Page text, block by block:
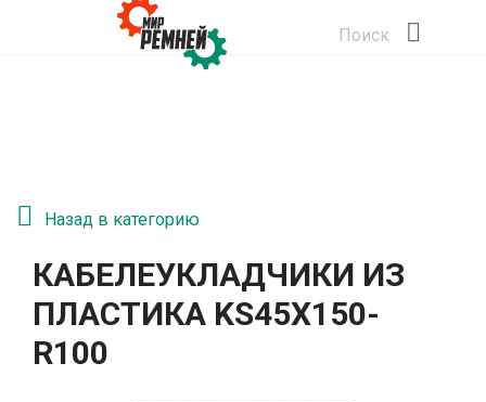
Поиск
Назад в категорию
КАБЕЛЕУКЛАДЧИКИ ИЗ
ПЛАСТИКА KS45Х150-
R100